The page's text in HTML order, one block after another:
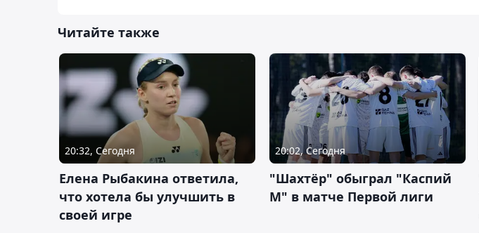
Читайте также
20:32, Сегодня
Елена Рыбакина ответила,
что хотела бы улучшить в
своей игре
20:02, Сегодня
"Шахтёр" обыграл "Каспий
М" в матче Первой лиги